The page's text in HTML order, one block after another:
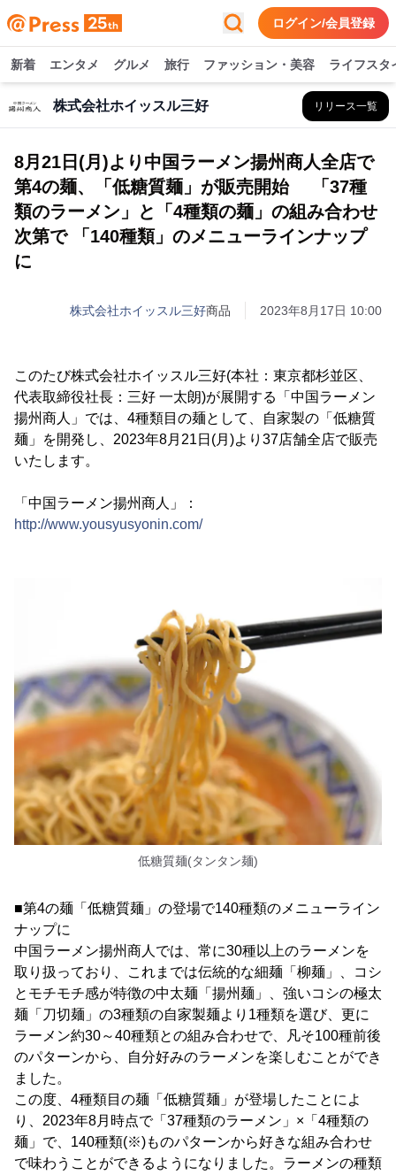
ログイン/会員登録
新着 エンタメ グルメ 旅行 ファッション・美容 ライフスタ
株式会社ホイッスル三好 リリース一覧
8月21日(月)より中国ラーメン揚州商人全店で
第4の麺、「低糖質麺」が販売開始 「37種
類のラーメン」と「4種類の麺」の組み合わせ
次第で 「140種類」のメニューラインナップ
に
株式会社ホイッスル三好商品 2023年8月17日 10:00
このたび株式会社ホイッスル三好(本社：東京都杉並区、
代表取締役社長：三好 一太朗)が展開する「中国ラーメン
揚州商人」では、4種類目の麺として、自家製の「低糖質
麺」を開発し、2023年8月21日(月)より37店舗全店で販売
いたします。
「中国ラーメン揚州商人」：
http://www.yousyusyonin.com/
低糖質麺(タンタン麺)
■第4の麺「低糖質麺」の登場で140種類のメニューライン
ナップに
中国ラーメン揚州商人では、常に30種以上のラーメンを
取り扱っており、これまでは伝統的な細麺「柳麺」、コシ
とモチモチ感が特徴の中太麺「揚州麺」、強いコシの極太
麺「刀切麺」の3種類の自家製麺より1種類を選び、更に
ラーメン約30～40種類との組み合わせで、凡そ100種前後
のパターンから、自分好みのラーメンを楽しむことができ
ました。
この度、4種類目の麺「低糖質麺」が登場したことによ
り、2023年8月時点で「37種類のラーメン」×「4種類の
麺」で、140種類(※)ものパターンから好きな組み合わせ
で味わうことができるようになりました。ラーメンの種類